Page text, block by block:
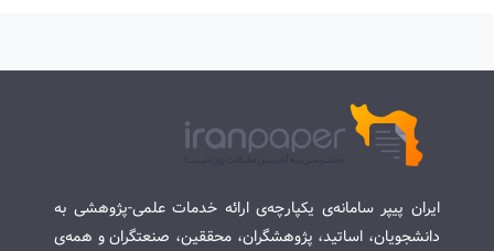
ایران پیپر سامانه‌ی یکپارچه‌ی ارائه خدمات علمی-پژوهشی به
دانشجویان، اساتید، پژوهشگران، محققین، صنعتگران و همه‌ی